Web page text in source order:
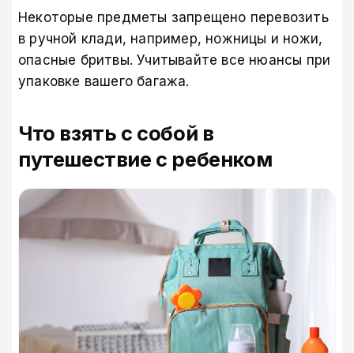
Некоторые предметы запрещено перевозить
в ручной клади, например, ножницы и ножи,
опасные бритвы. Учитывайте все нюансы при
упаковке вашего багажа.
Что взять с собой в
путешествие с ребенком